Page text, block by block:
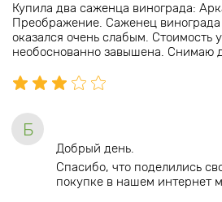
Купила два саженца винограда:
Преображение. Саженец
оказался очень слабым. Стоимость
необоснованно завышена. Снимаю
Б
Добрый день.
Спасибо, что поделились
покупке в нашем интернет